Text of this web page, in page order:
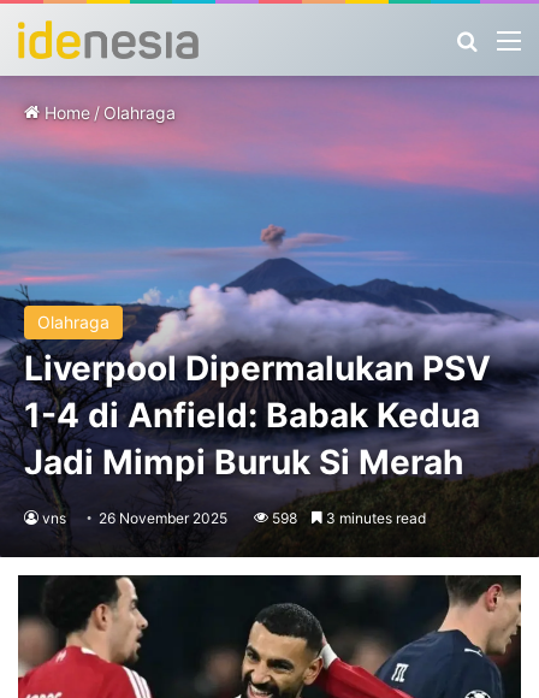
Home / Olahraga
Olahraga
Liverpool Dipermalukan PSV
1-4 di Anfield: Babak Kedua
Jadi Mimpi Buruk Si Merah
vns 26 November 2025 598 3 minutes read